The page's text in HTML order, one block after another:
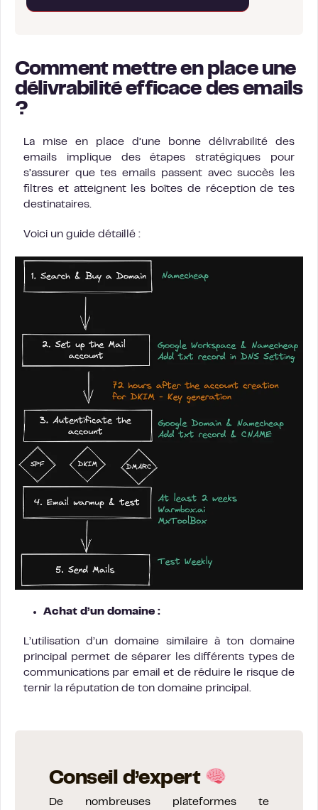
Comment mettre en place une
délivrabilité efficace des emails
?
La mise en place d’une bonne délivrabilité des
emails implique des étapes stratégiques pour
s’assurer que tes emails passent avec succès les
filtres et atteignent les boîtes de réception de tes
destinataires.
Voici un guide détaillé :
Achat d’un domaine :
L’utilisation d’un domaine similaire à ton domaine
principal permet de séparer les différents types de
communications par email et de réduire le risque de
ternir la réputation de ton domaine principal.
Conseil d’expert
De nombreuses plateformes te